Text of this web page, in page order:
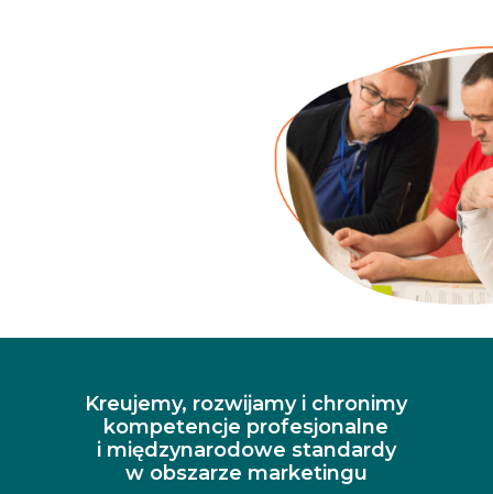
Kreujemy, rozwijamy i chronimy
kompetencje profesjonalne
i międzynarodowe standardy
w obszarze marketingu